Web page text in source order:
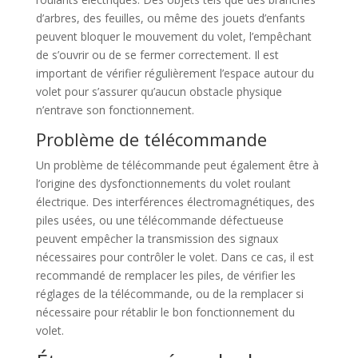
d’arbres, des feuilles, ou même des jouets d’enfants
peuvent bloquer le mouvement du volet, l’empêchant
de s’ouvrir ou de se fermer correctement. Il est
important de vérifier régulièrement l’espace autour du
volet pour s’assurer qu’aucun obstacle physique
n’entrave son fonctionnement.
Problème de télécommande
Un problème de télécommande peut également être à
l’origine des dysfonctionnements du volet roulant
électrique. Des interférences électromagnétiques, des
piles usées, ou une télécommande défectueuse
peuvent empêcher la transmission des signaux
nécessaires pour contrôler le volet. Dans ce cas, il est
recommandé de remplacer les piles, de vérifier les
réglages de la télécommande, ou de la remplacer si
nécessaire pour rétablir le bon fonctionnement du
volet.